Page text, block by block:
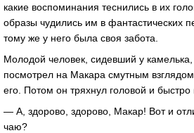
какие воспоминания теснились в их
образы чудились им в фантастических
тому же у него была своя забота.
Молодой человек, сидевший у
посмотрел на Макара смутным
его. Потом он тряхнул головой и быстро
— А, здорово, здорово, Макар! Вот и
чаю?